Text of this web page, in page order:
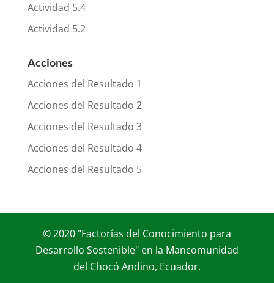
Actividad 5.4
Actividad 5.2
Acciones
Acciones del Resultado 1
Acciones del Resultado 2
Acciones del Resultado 3
Acciones del Resultado 4
Acciones del Resultado 5
© 2020 "Factorías del Conocimiento para
Desarrollo Sostenible" en la Mancomunidad
del Chocó Andino, Ecuador.